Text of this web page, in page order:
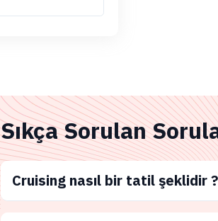
Sıkça Sorulan
Cruising nasıl bir tatil şeklidir ?